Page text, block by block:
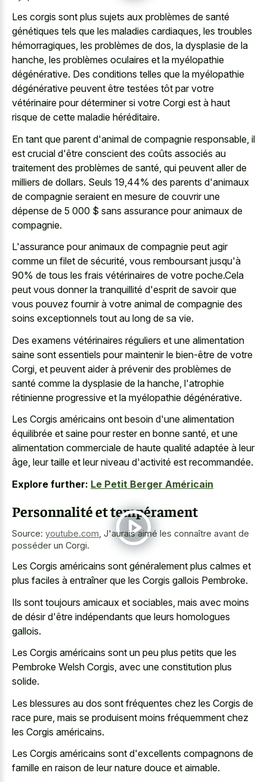
Les corgis sont plus sujets aux problèmes de santé
génétiques tels que les maladies cardiaques, les troubles
hémorragiques, les problèmes de dos, la dysplasie de la
hanche, les problèmes oculaires et la myélopathie
dégénérative. Des conditions telles que la myélopathie
dégénérative peuvent être testées tôt par votre
vétérinaire pour déterminer si votre Corgi est à haut
risque de cette maladie héréditaire.
En tant que parent d'animal de compagnie responsable, il
est crucial d'être conscient des coûts associés au
traitement des problèmes de santé, qui peuvent aller de
milliers de dollars. Seuls 19,44% des parents d'animaux
de compagnie seraient en mesure de couvrir une
dépense de 5 000 $ sans assurance pour animaux de
compagnie.
L'assurance pour animaux de compagnie peut agir
comme un filet de sécurité, vous remboursant jusqu'à
90% de tous les frais vétérinaires de votre poche.Cela
peut vous donner la tranquillité d'esprit de savoir que
vous pouvez fournir à votre animal de compagnie des
soins exceptionnels tout au long de sa vie.
Des examens vétérinaires réguliers et une alimentation
saine sont essentiels pour maintenir le bien-être de votre
Corgi, et peuvent aider à prévenir des problèmes de
santé comme la dysplasie de la hanche, l'atrophie
rétinienne progressive et la myélopathie dégénérative.
Les Corgis américains ont besoin d'une alimentation
équilibrée et saine pour rester en bonne santé, et une
alimentation commerciale de haute qualité adaptée à leur
âge, leur taille et leur niveau d'activité est recommandée.
Explore further: Le Petit Berger Américain
Personnalité et tempérament
Source: youtube.com J'aurais aimé les connaître avant de
posséder un Corgi.
Les Corgis américains sont généralement plus calmes et
plus faciles à entraîner que les Corgis gallois Pembroke.
Ils sont toujours amicaux et sociables, mais avec moins
de désir d'être indépendants que leurs homologues
gallois.
Les Corgis américains sont un peu plus petits que les
Pembroke Welsh Corgis, avec une constitution plus
solide.
Les blessures au dos sont fréquentes chez les Corgis de
race pure, mais se produisent moins fréquemment chez
les Corgis américains.
Les Corgis américains sont d'excellents compagnons de
famille en raison de leur nature douce et aimable.